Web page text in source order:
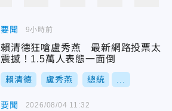
要聞
賴清德狂嗆盧秀燕 最新網路投票太
震撼！1.5萬人表態一面倒
賴清德 盧秀燕 總統
9小時前
要聞 2026/08/04 11:32